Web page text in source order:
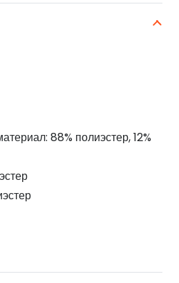
88% полиэстер, 12%